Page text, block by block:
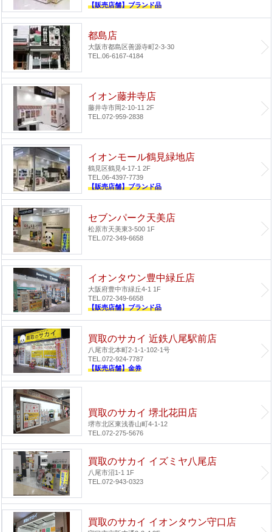
【販売店舗】ブランド品
都島店
大阪市都島区善源寺町2-3-30
TEL.06-6167-4184
イオン藤井寺店
藤井寺市岡2-10-11 2F
TEL.072-959-2838
イオンモール鶴見緑地店
鶴見区鶴見4-17-1 2F
TEL.06-4397-7739
【販売店舗】ブランド品
セブンパーク天美店
松原市天美東3-500 1F
TEL.072-349-6658
イオンタウン豊中緑丘店
大阪府豊中市緑丘4-1 1F
TEL.072-349-6658
【販売店舗】ブランド品
買取のサカイ 近鉄八尾駅前店
八尾市北本町2-1-1-102-1号
TEL.072-924-7787
【販売店舗】金券
買取のサカイ 堺北花田店
堺市北区東浅香山町4-1-12
TEL.072-275-5676
買取のサカイ イズミヤ八尾店
八尾市沼1-1 1F
TEL.072-943-0323
買取のサカイ イオンタウン守口店